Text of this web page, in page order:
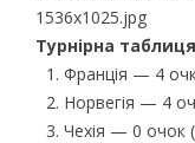
Турнірна
Франція — 4
Норвегія — 4
Чехія — 0 очок